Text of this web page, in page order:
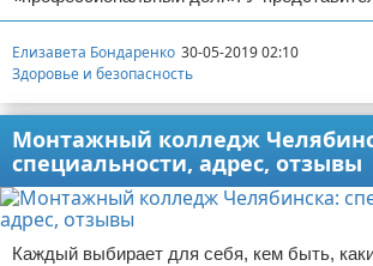
Елизавета Бондаренко 30-05-2019 02:10
Здоровье и безопасность
Монтажный колледж
специальности, адрес, отзывы
Каждый выбирает для себя, кем быть,